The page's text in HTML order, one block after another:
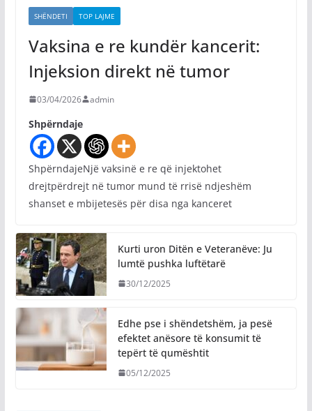
SHËNDETI TOP LAJME
Vaksina e re kundër kancerit:
Injeksion direkt në tumor
03/04/2026 admin
Shpërndaje
ShpërndajeNjë vaksinë e re që injektohet
drejtpërdrejt në tumor mund të rrisë ndjeshëm
shanset e mbijetesës për disa nga kanceret
Kurti uron Ditën e Veteranëve: Ju
lumtë pushka luftëtarë
30/12/2025
Edhe pse i shëndetshëm, ja pesë
efektet anësore të konsumit të
tepërt të qumështit
05/12/2025